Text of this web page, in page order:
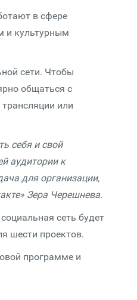
в сфере
и культурным
сети. Чтобы
общаться с
или
себя и свой
аудитории к
для организации,
Зера Черешнева.
сеть будет
шести проектов.
программе и